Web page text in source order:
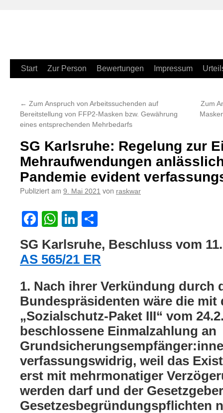
Zum
springen
Start Zur Person Bewertungen Impressum
← Zum Anspruch von Arbeitssuchenden auf
Bereitstellung von FFP2-Masken bzw. Gewährung
eines entsprechenden Mehrbedarfs
Zum
SG Karlsruhe: Regelung zur
Mehraufwendungen
Pandemie evident
Publiziert am 9. Mai 2021 von raskwar
Facebook
WhatsApp
LinkedIn
SG Karlsruhe, Beschluss vom
AS 565/21 ER
1. Nach ihrer Verkündung durch
Bundespräsidenten wäre die mit
„Sozialschutz-Paket III“ vom
beschlossene Einmalzahlung an
verfassungswidrig, weil das
erst mit mehrmonatiger
werden darf und der
Gesetzesbegründungspflichten